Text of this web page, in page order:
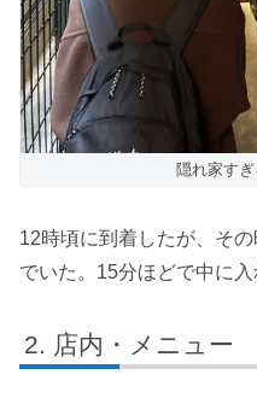
隠れ家す
12時頃に到着したが、そ
でいた。15分ほどで中に入
店内・メニュー